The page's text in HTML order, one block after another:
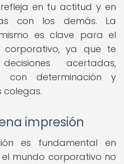
en tu actitud y en
con los demás. La
es clave para el
ya que te
acertadas,
con determinación y
impresión
es fundamental en
mundo corporativo no